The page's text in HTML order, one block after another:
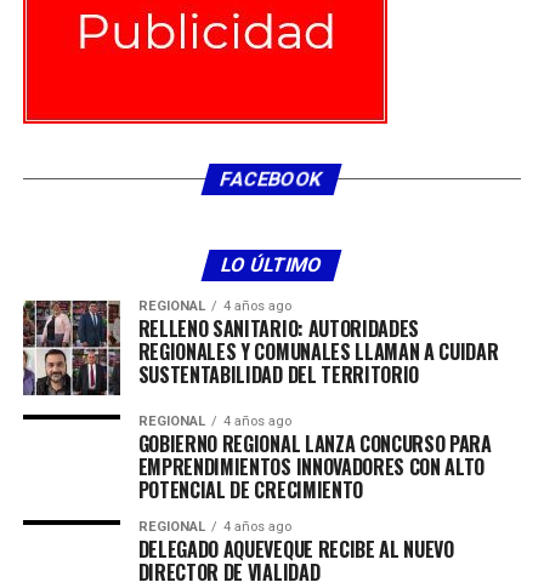
FACEBOOK
LO ÚLTIMO
REGIONAL 4 años ago
RELLENO SANITARIO: AUTORIDADES
REGIONALES Y COMUNALES LLAMAN A CUIDAR
SUSTENTABILIDAD DEL TERRITORIO
REGIONAL 4 años ago
GOBIERNO REGIONAL LANZA CONCURSO PARA
EMPRENDIMIENTOS INNOVADORES CON ALTO
POTENCIAL DE CRECIMIENTO
REGIONAL 4 años ago
DELEGADO AQUEVEQUE RECIBE AL NUEVO
DIRECTOR DE VIALIDAD